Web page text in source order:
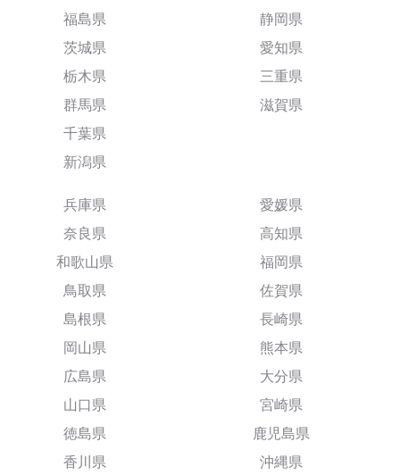
福島県
茨城県
栃木県
群馬県
千葉県
新潟県
静岡県
愛知県
三重県
滋賀県
兵庫県
奈良県
和歌山県
鳥取県
島根県
岡山県
広島県
山口県
徳島県
香川県
愛媛県
高知県
福岡県
佐賀県
長崎県
熊本県
大分県
宮崎県
鹿児島県
沖縄県